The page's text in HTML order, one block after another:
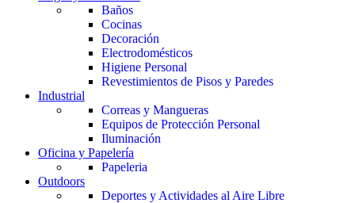
Baños
Cocinas
Decoración
Electrodomésticos
Higiene Personal
Revestimientos de Pisos y Paredes
Industrial
Correas y Mangueras
Equipos de Protección Personal
Iluminación
Oficina y Papelería
Papeleria
Outdoors
Deportes y Actividades al Aire Libre